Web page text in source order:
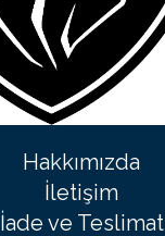
Hakkımızda
İletişim
İade ve Teslimat